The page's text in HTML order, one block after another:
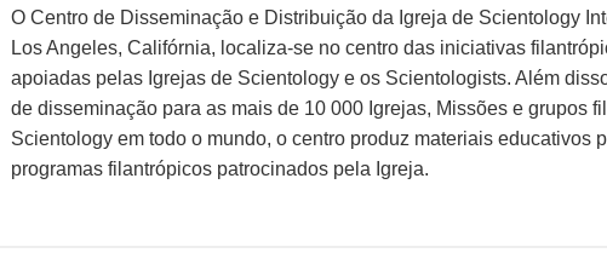
O Centro de Disseminação e Distribuição da Igreja de Scientology
Los Angeles, Califórnia, localiza-se no centro das iniciativas
apoiadas pelas Igrejas de Scientology e os Scientologists. Além
de disseminação para as mais de 10 000 Igrejas, Missões e grupos
Scientology em todo o mundo, o centro produz materiais educativos
programas filantrópicos patrocinados pela Igreja.